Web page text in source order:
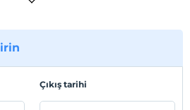
hazırsanız Beyoğlu gözlerinizi
ve konforunu sunuyor. Hemen
bir İstanbul macerasıyla
Çıkış tarihi